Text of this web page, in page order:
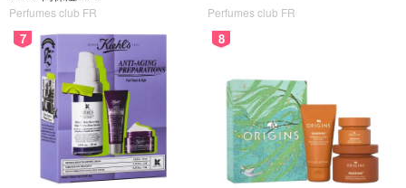
Perfumes club FR Perfumes club FR
7 8